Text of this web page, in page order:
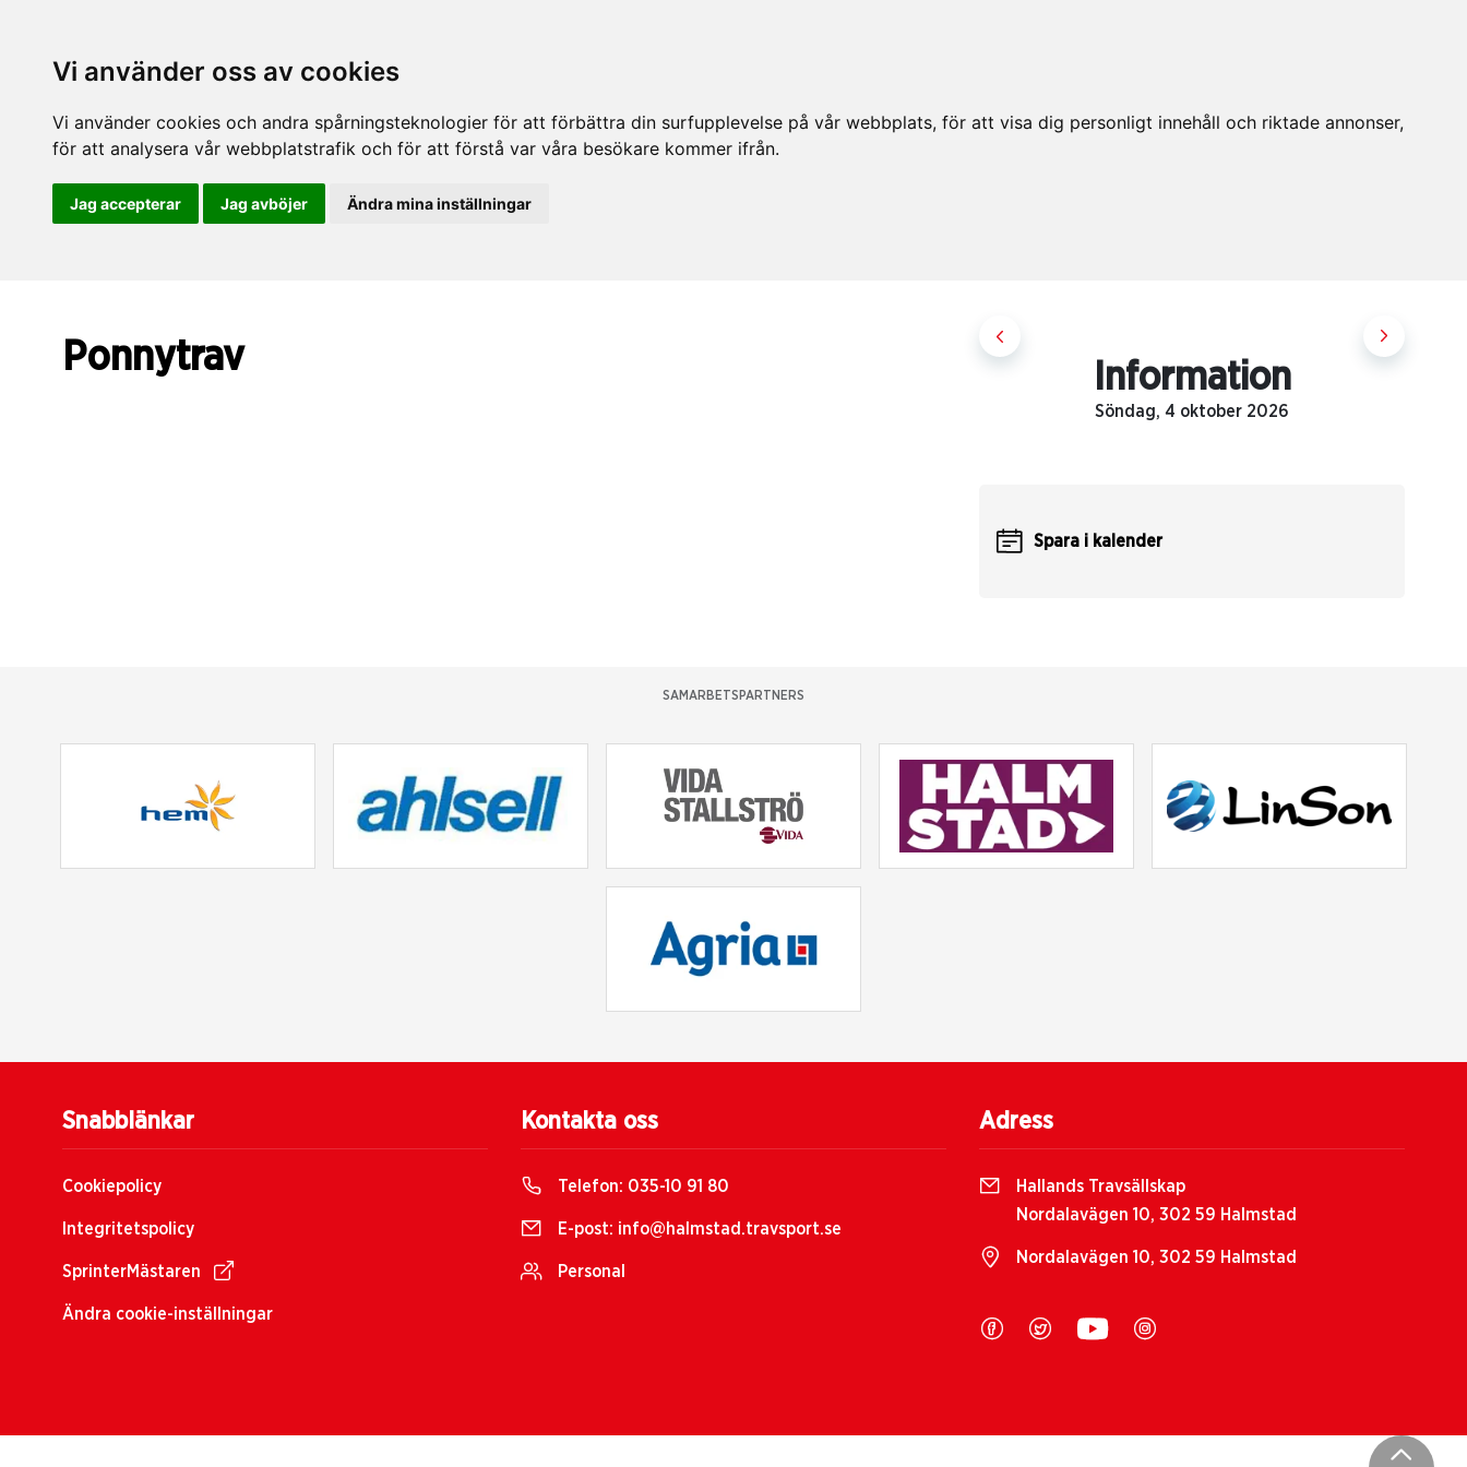
Vi använder oss av cookies
Vi använder cookies och andra spårningsteknologier för att förbättra din surfupplevelse på vår webbplats, för att visa dig personligt innehåll och riktade annonser,
för att analysera vår webbplatstrafik och för att förstå var våra besökare kommer ifrån.
Jag accepterar Jag avböjer Ändra mina inställningar
Ponnytrav Information
Söndag, 4 oktober 2026
Spara i kalender
SAMARBETSPARTNERS
Snabblänkar
Cookiepolicy
Integritetspolicy
SprinterMästaren
Ändra cookie-inställningar
Kontakta oss
Telefon: 035-10 91 80
E-post: info@halmstad.travsport.se
Personal
Adress
Hallands Travsällskap
Nordalavägen 10, 302 59 Halmstad
Nordalavägen 10, 302 59 Halmstad